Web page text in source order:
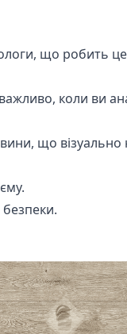
що робить
коли ви
що